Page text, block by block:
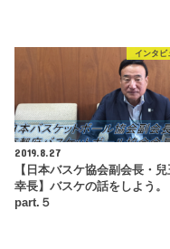
インタビ
2019.8.27
【日本バスケ協会副会長・
幸長】バスケの話をしよう
part.５